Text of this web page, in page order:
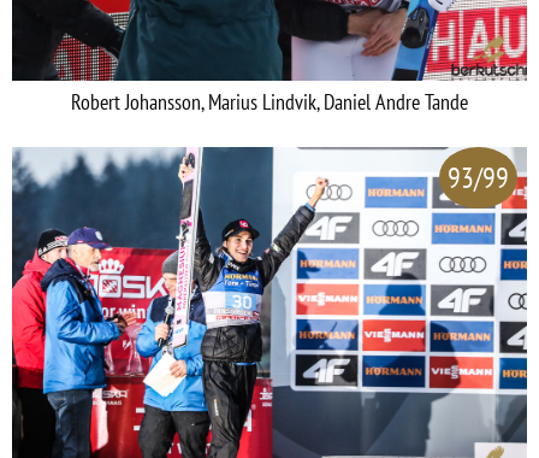
Robert Johansson, Marius Lindvik, Daniel Andre Tande
93/99